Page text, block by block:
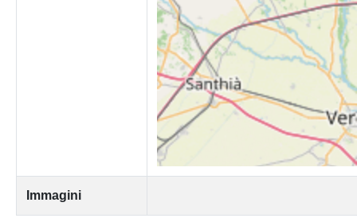
Immagini